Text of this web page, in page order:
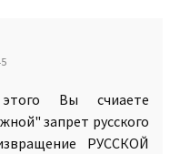
Вы счиаете
запрет русского
РУССКОЙ